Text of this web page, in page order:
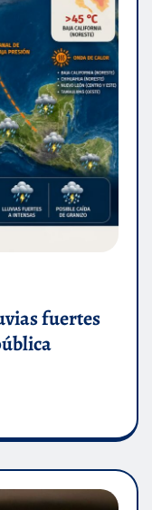
fuertes